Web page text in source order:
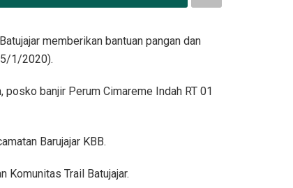
memberikan bantuan pangan dan
1/2020).
banjir Perum Cimareme Indah RT 01
Barujajar KBB.
Komunitas Trail Batujajar.